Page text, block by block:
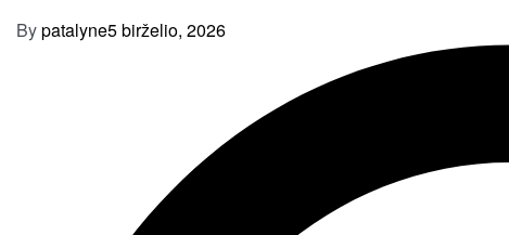
Bypatalyne5 birželio, 2026